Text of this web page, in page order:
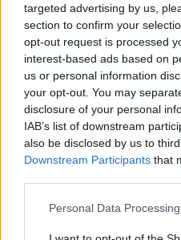
targeted advertising by us,
section to confirm your
opt-out request is processed
interest-based ads based on
us or personal information
your opt-out. You may
disclosure of your personal
IAB’s list of downstream
also be disclosed by us to
Downstream Participants that
Please note that this website/
Personal Data
AUTOR
Diego
Diego Morales
táctica de un
gastronómica por
deportivo con
con itinerario real.